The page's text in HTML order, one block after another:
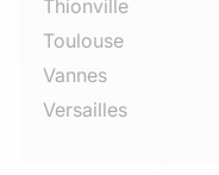
Thionville
Toulouse
Vannes
Versailles